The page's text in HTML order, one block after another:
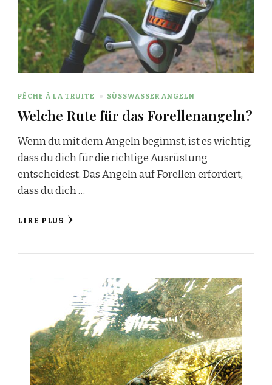
PÊCHE À LA TRUITE SÜSSWASSER ANGELN
Welche Rute für das Forellenangeln?
Wenn du mit dem Angeln beginnst, ist es wichtig,
dass du dich für die richtige Ausrüstung
entscheidest. Das Angeln auf Forellen erfordert,
dass du dich …
LIRE PLUS